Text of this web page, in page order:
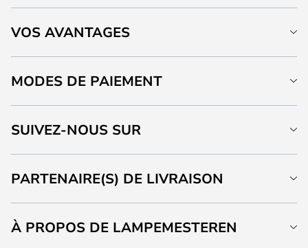
VOS AVANTAGES
MODES DE PAIEMENT
SUIVEZ-NOUS SUR
PARTENAIRE(S) DE LIVRAISON
À PROPOS DE LAMPEMESTEREN